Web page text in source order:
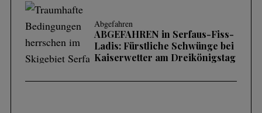
Abgefahren
ABGEFAHREN in Serfaus-Fiss-
Ladis: Fürstliche Schwünge bei
Kaiserwetter am Dreikönigstag